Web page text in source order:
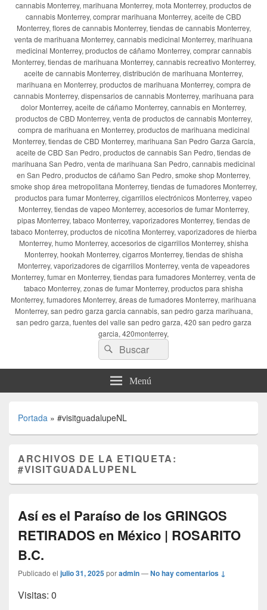
cannabis Monterrey, marihuana Monterrey, mota Monterrey, productos de
cannabis Monterrey, comprar marihuana Monterrey, aceite de CBD
Monterrey, flores de cannabis Monterrey, tiendas de cannabis Monterrey,
venta de marihuana Monterrey, cannabis medicinal Monterrey, marihuana
medicinal Monterrey, productos de cáñamo Monterrey, comprar cannabis
Monterrey, tiendas de marihuana Monterrey, cannabis recreativo Monterrey,
aceite de cannabis Monterrey, distribución de marihuana Monterrey,
marihuana en Monterrey, productos de marihuana Monterrey, compra de
cannabis Monterrey, dispensarios de cannabis Monterrey, marihuana para
dolor Monterrey, aceite de cáñamo Monterrey, cannabis en Monterrey,
productos de CBD Monterrey, venta de productos de cannabis Monterrey,
compra de marihuana en Monterrey, productos de marihuana medicinal
Monterrey, tiendas de CBD Monterrey, marihuana San Pedro Garza García,
aceite de CBD San Pedro, productos de cannabis San Pedro, tiendas de
marihuana San Pedro, venta de marihuana San Pedro, cannabis medicinal
en San Pedro, productos de cáñamo San Pedro, smoke shop Monterrey,
smoke shop área metropolitana Monterrey, tiendas de fumadores Monterrey,
productos para fumar Monterrey, cigarrillos electrónicos Monterrey, vapeo
Monterrey, tiendas de vapeo Monterrey, accesorios de fumar Monterrey,
pipas Monterrey, tabaco Monterrey, vaporizadores Monterrey, tiendas de
tabaco Monterrey, productos de nicotina Monterrey, vaporizadores de hierba
Monterrey, humo Monterrey, accesorios de cigarrillos Monterrey, shisha
Monterrey, hookah Monterrey, cigarros Monterrey, tiendas de shisha
Monterrey, vaporizadores de cigarrillos Monterrey, venta de vapeadores
Monterrey, fumar en Monterrey, tiendas para fumadores Monterrey, venta de
tabaco Monterrey, zonas de fumar Monterrey, productos para shisha
Monterrey, fumadores Monterrey, áreas de fumadores Monterrey, marihuana
Monterrey, san pedro garza garcia cannabis, san pedro garza marihuana,
san pedro garza, fuentes del valle san pedro garza, 420 san pedro garza
garcia, 420monterrey,
Buscar
por:
Buscar
Menú
Portada » #visitguadalupeNL
ARCHIVOS DE LA ETIQUETA:
#VISITGUADALUPENL
Así es el Paraíso de los GRINGOS
RETIRADOS en México | ROSARITO
B.C.
Publicado el julio 31, 2025poradmin—No hay comentarios ↓
Visitas: 0